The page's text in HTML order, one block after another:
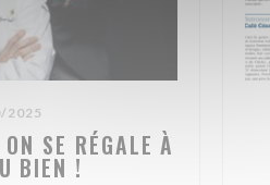
2025
SE RÉGALE À
BIEN !